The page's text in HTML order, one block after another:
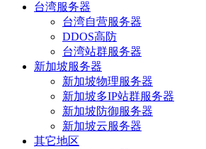
台湾服务器
台湾自营服务器
DDOS高防
台湾站群服务器
新加坡服务器
新加坡物理服务器
新加坡多IP站群服务器
新加坡防御服务器
新加坡云服务器
其它地区